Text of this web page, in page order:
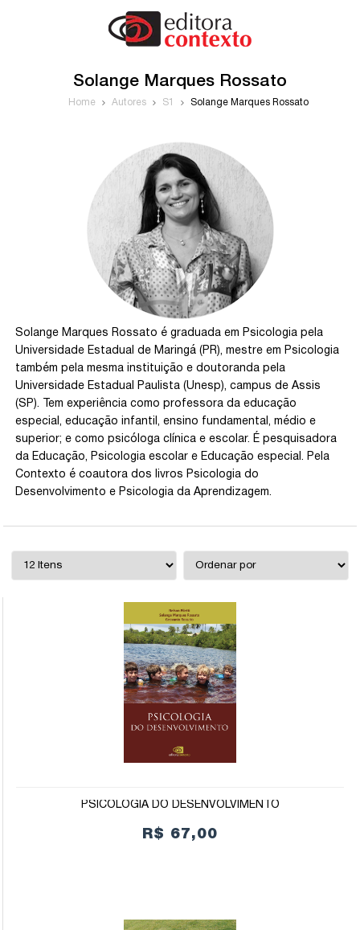
Solange Marques Rossato
Home Autores S1 Solange Marques Rossato
Solange Marques Rossato é graduada em Psicologia pela
Universidade Estadual de Maringá (PR), mestre em Psicologia
também pela mesma instituição e doutoranda pela
Universidade Estadual Paulista (Unesp), campus de Assis
(SP). Tem experiência como professora da educação
especial, educação infantil, ensino fundamental, médio e
superior; e como psicóloga clínica e escolar. É pesquisadora
da Educação, Psicologia escolar e Educação especial. Pela
Contexto é coautora dos livros Psicologia do
Desenvolvimento e Psicologia da Aprendizagem.
PSICOLOGIA DO DESENVOLVIMENTO
R$ 67,00